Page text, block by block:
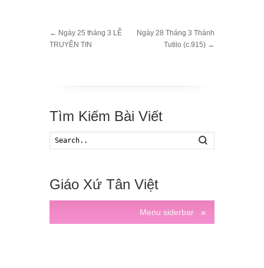
← Ngày 25 tháng 3 LỄ
TRUYỀN TIN
Ngày 28 Tháng 3 Thánh
Tutilo (c.915) →
Tìm Kiếm Bài Viết
Giáo Xứ Tân Việt
Menu siderbar ≡